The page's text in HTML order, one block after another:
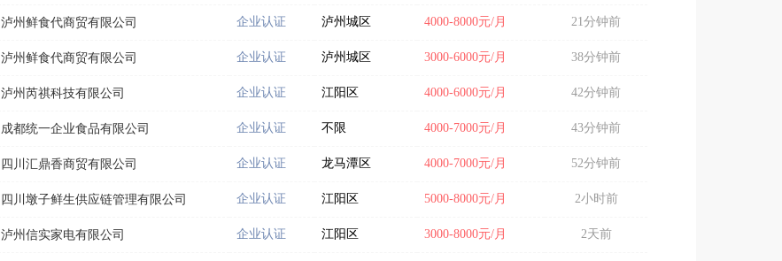
泸州鲜食代商贸有限公司 企业认证 泸州城区 4000-8000元/月 21分钟前
泸州鲜食代商贸有限公司 企业认证 泸州城区 3000-6000元/月 38分钟前
泸州芮祺科技有限公司 企业认证 江阳区 4000-6000元/月 42分钟前
成都统一企业食品有限公司 企业认证 不限 4000-7000元/月 43分钟前
四川汇鼎香商贸有限公司 企业认证 龙马潭区 4000-7000元/月 52分钟前
四川墩子鲜生供应链管理有限公司 企业认证 江阳区 5000-8000元/月 2小时前
泸州信实家电有限公司 企业认证 江阳区 3000-8000元/月 2天前